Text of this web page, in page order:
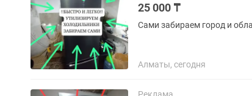
25 000 ₸
Сами забираем город и
Алматы, сегодня